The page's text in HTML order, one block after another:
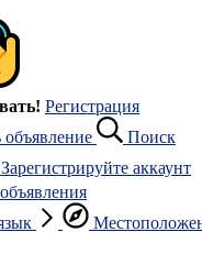
Регистрация
объявление
Поиск
Зарегистрируйте аккаунт